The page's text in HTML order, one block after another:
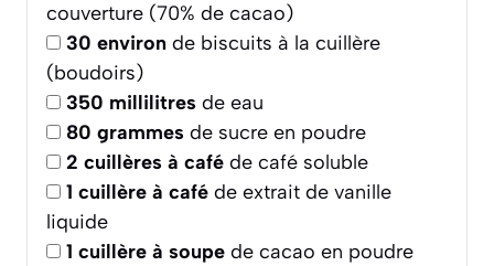
couverture (70% de cacao)
30 environ de biscuits à la cuillère
(boudoirs)
350 millilitres de eau
80 grammes de sucre en poudre
2 cuillères à café de café soluble
1 cuillère à café de extrait de vanille
liquide
1 cuillère à soupe de cacao en poudre